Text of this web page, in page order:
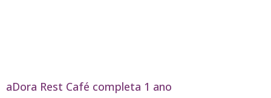
aDora Rest Café completa 1 ano